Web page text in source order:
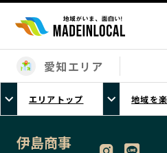
エリアから探す
北海道エリア
岩手エリア
愛知エリア
エリアトップ 地域を
伊島商事